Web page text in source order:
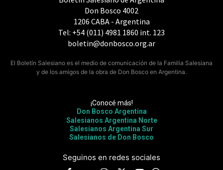
Don Bosco 4002
1206 CABA - Argentina
Tel: +54 (011) 4981 1860 int. 123
boletin@donbosco.org.ar
El Boletín Salesiano es el medio de comunicación de la Familia Salesiana
y de los amigos de la obra de Don Bosco en Argentina.
¡Conocé más!
Don Bosco Argentina
Salesianos Argentina Norte
Salesianos Argentina Sur
Salesianos de Don Bosco
Seguinos en redes sociales